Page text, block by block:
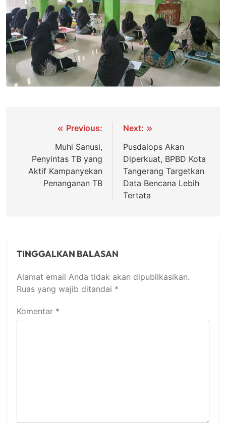
Navigasi Previous:
Muhi Sanusi,
Penyintas TB yang
Aktif Kampanyekan
Penanganan TB
Next:
Pusdalops Akan
Diperkuat, BPBD Kota
Tangerang Targetkan
Data Bencana Lebih
Tertata
TINGGALKAN BALASAN
Alamat email Anda tidak akan dipublikasikan.
Ruas yang wajib ditandai *
Komentar *